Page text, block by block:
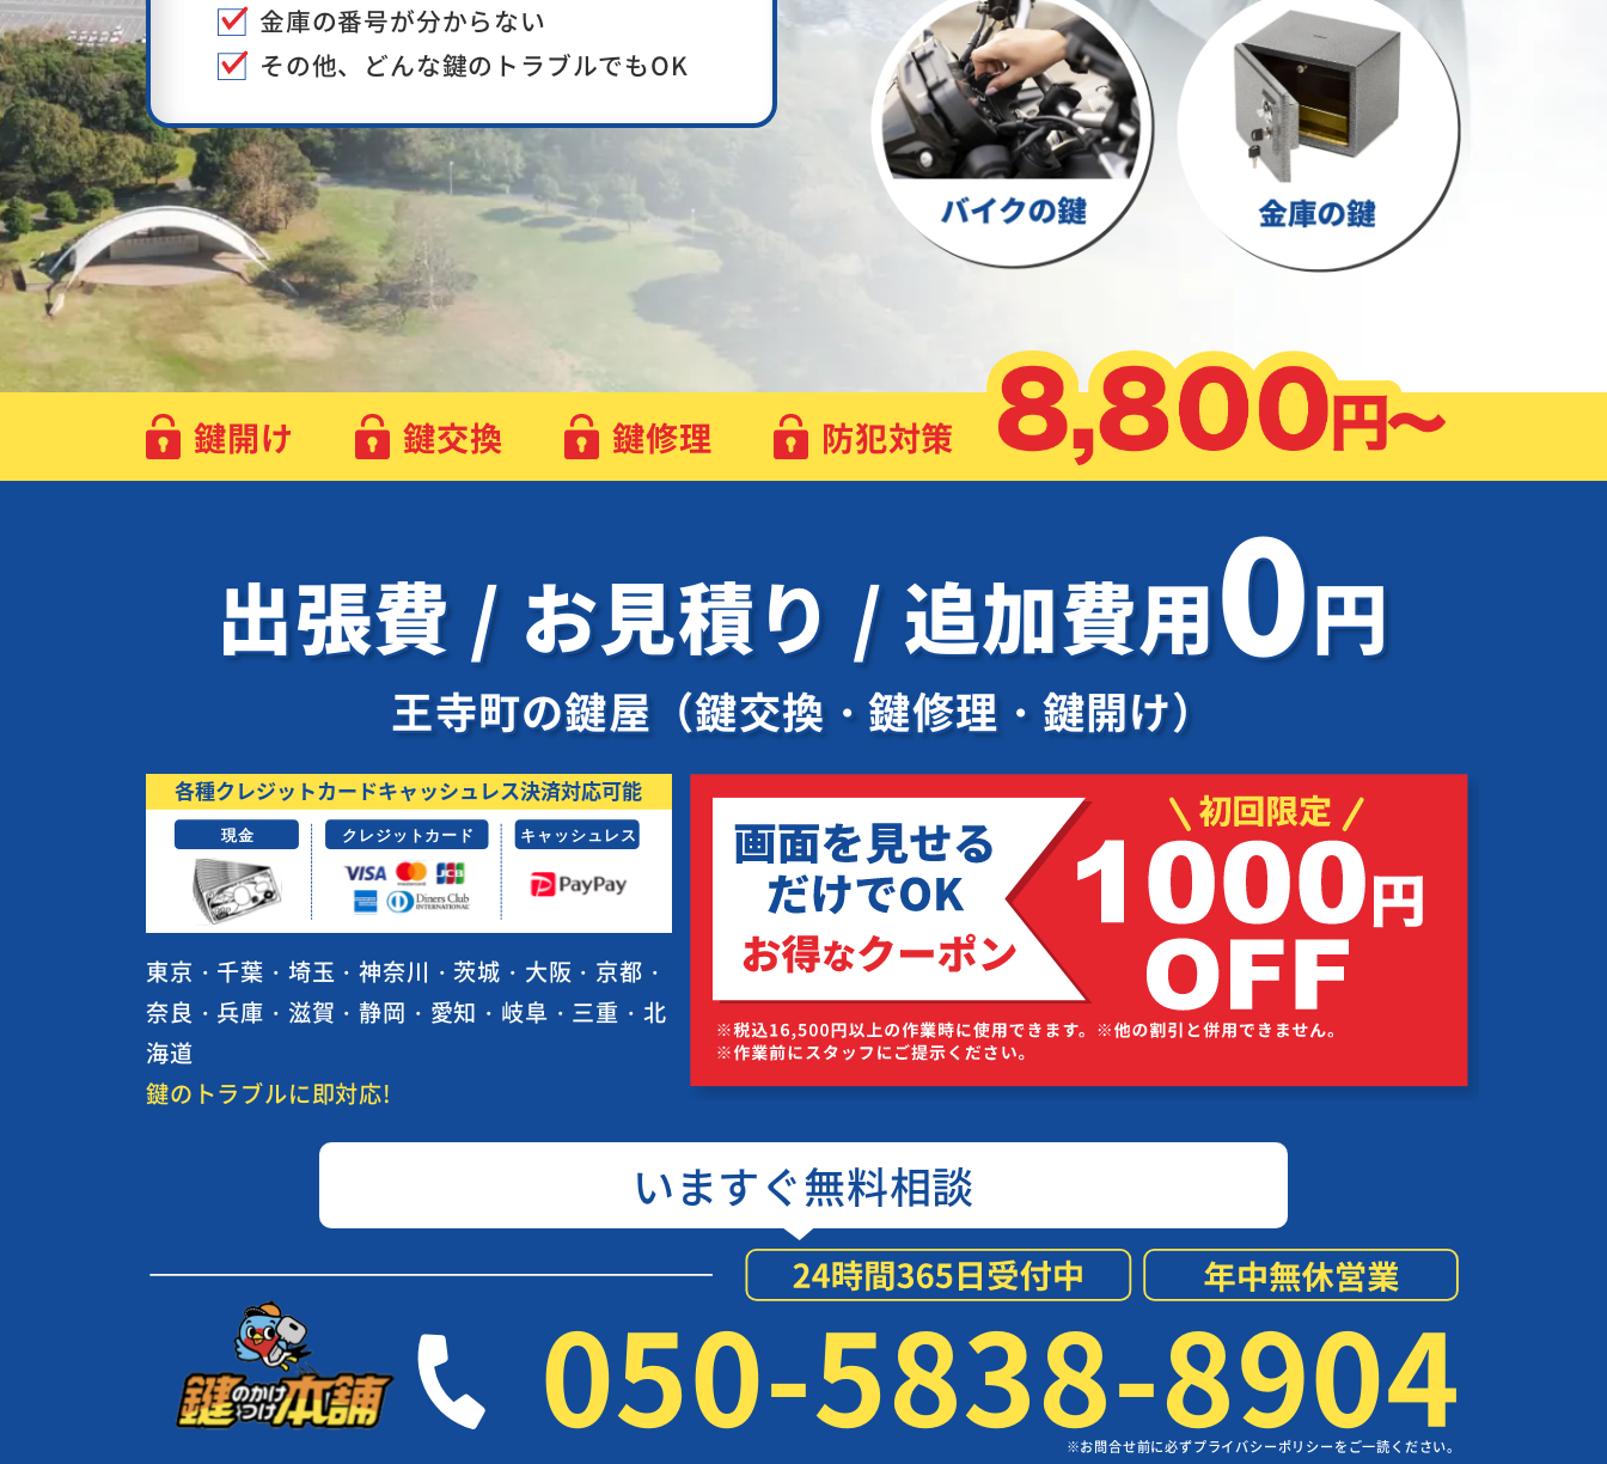
金庫の番号が分からない
その他、どんな鍵のトラブルでもOK
鍵開け 鍵交換 鍵修理 防犯対策
出張費 / お見積り / 追加費用0円
王寺町の鍵屋（鍵交換・鍵修理・鍵開け）
東京・千葉・埼玉・神奈川・茨城・大阪・京都・
奈良・兵庫・滋賀・静岡・愛知・岐阜・三重・北
海道
鍵のトラブルに即対応!
いますぐ無料相談
050-5838-8904
※お問合せ前に必ずプライバシーポリシーをご一読ください。